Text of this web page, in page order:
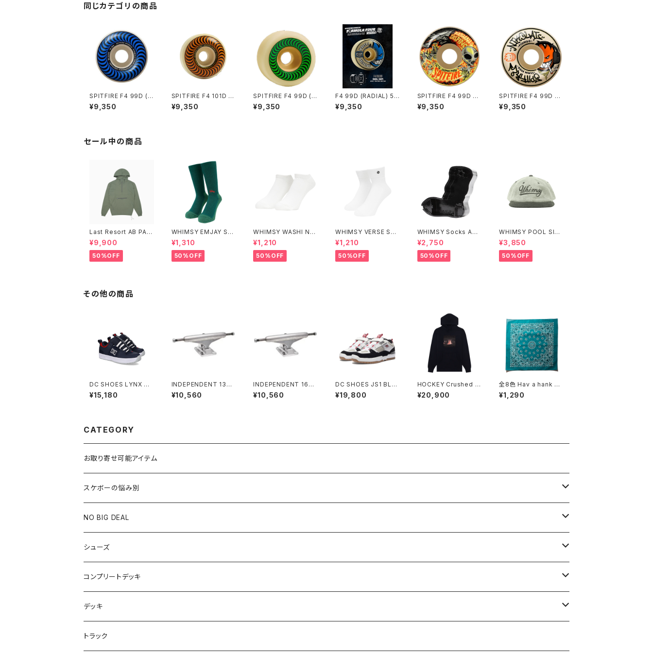
同じカテゴリの商品
SPITFIRE F4 99D (C
LASSIC) 56mm
¥9,350
SPITFIRE F4 101D (C
LASSIC) 53mm
¥9,350
SPITFIRE F4 99D (O.
G CLASSIC) 52mm
¥9,350
F4 99D (RADIAL) 52
mm 53mm
¥9,350
SPITFIRE F4 99D FA
BIANA INVASION (C
ONICAL FULL) 53m
¥9,350
SPITFIRE F4 99D NI
KOLAI PIOMBO (CL
ASSIC) 52mm
¥9,350
セール中の商品
Last Resort AB PAC
K ANORAK SAGE
¥9,900
50%OFF
WHIMSY EMJAY SO
CKS
¥1,310
50%OFF
WHIMSY WASHI NO
SHOW SOCKS
¥1,210
50%OFF
WHIMSY VERSE SO
CKS
¥1,210
50%OFF
WHIMSY Socks Ash
Tray
¥2,750
50%OFF
WHIMSY POOL SIDE
CAP
¥3,850
50%OFF
その他の商品
DC SHOES LYNX O
G NAVY/RED
¥15,180
INDEPENDENT 139
STAGE 11 MID POLIS
HED SKATEBOARD
¥10,560
INDEPENDENT 169
STAGE 11 POLISHED
SKATEBOARD TRUC
¥10,560
DC SHOES JS1 BLA
CK/WHITE/RED
¥19,800
HOCKEY Crushed H
oodie ブラック
¥20,900
全8色 Hav a hank Tr
aditional Paisley Ba
ndana Made in USA
¥1,290
CATEGORY
お取り寄せ可能アイテム
スケボーの悩み別
膝や腰が痛い
NO BIG DEAL
NBD CUSTOMIZED
USED ITEM
Tシャツ
パンツ
シューズ
キッズシューズ
NIKE SB ORANGE LABEL/ISO
NIKE SB ISHOD2
コンプリートデッキ
HI5のパーツセット
エントリーモデルコンプリート
デッキ
7インチ
トラック